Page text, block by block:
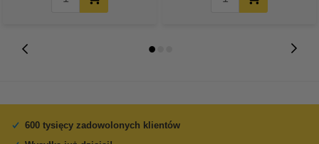
600 tysięcy zadowolonych klientów